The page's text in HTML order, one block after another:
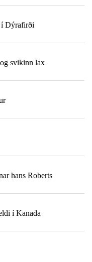
í Dýrafirði
svikinn lax
hans Roberts
í Kanada